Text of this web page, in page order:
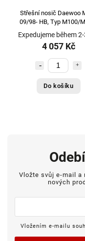
Střešní nosič Daewoo
09/98- HB, Typ M100/
Menabo Ariete
Expedujeme během
4 057 Kč
Do košíku
Vložte svůj e-mail a
nových
Vložením e-mailu